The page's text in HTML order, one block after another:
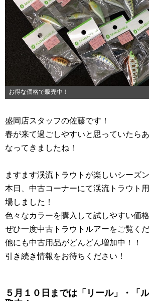
お得な価格で販売中！
盛岡店スタッフの佐藤です！
春が来て過ごしやすいと思っていたら
なってきましたね！
ますます渓流トラウトが楽しいシーズン
本日、中古コーナーにて渓流トラウト
場しました！
色々なカラーを購入して試しやすい価
ぜひ一度中古トラウトルアーをご覧く
他にも中古用品がどんどん増加中！！
引き続き情報をお待ちください！
５月１０日までは「リール」・「